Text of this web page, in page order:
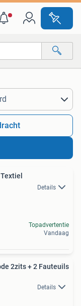
Details
Topadvertentie
Vandaag
2zits + 2 Fauteuils
Details